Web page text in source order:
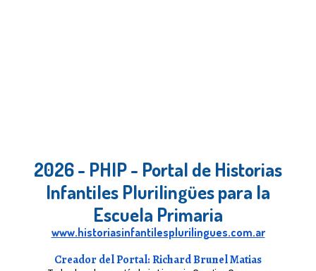
2026 - PHIP - Portal de Historias
Infantiles Plurilingües para la
Escuela Primaria
www.historiasinfantilesplurilingues.com.ar
Creador del Portal: Richard Brunel Matias